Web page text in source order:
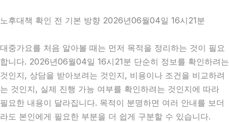
노후대책 확인 전 기본 방향 2026년06월04일 16시21분
대중가요를 처음 알아볼 때는 먼저 목적을 정리하는 것이 필요
합니다. 2026년06월04일 16시21분 단순히 정보를 확인하려는
것인지, 상담을 받아보려는 것인지, 비용이나 조건을 비교하려
는 것인지, 실제 진행 가능 여부를 확인하려는 것인지에 따라
필요한 내용이 달라집니다. 목적이 분명하면 여러 안내를 보더
라도 본인에게 필요한 부분을 더 쉽게 구분할 수 있습니다.